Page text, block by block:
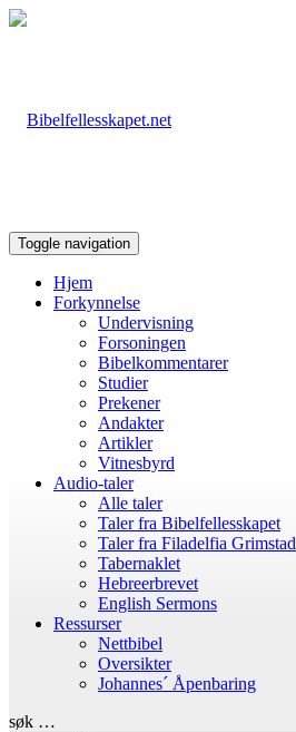
Toggle navigation
Hjem
Forkynnelse
Undervisning
Forsoningen
Bibelkommentarer
Studier
Prekener
Andakter
Artikler
Vitnesbyrd
Audio-taler
Alle taler
Taler fra Bibelfellesskapet
Taler fra Filadelfia Grimstad
Tabernaklet
Hebreerbrevet
English Sermons
Ressurser
Nettbibel
Oversikter
Johannes´ Åpenbaring
søk …